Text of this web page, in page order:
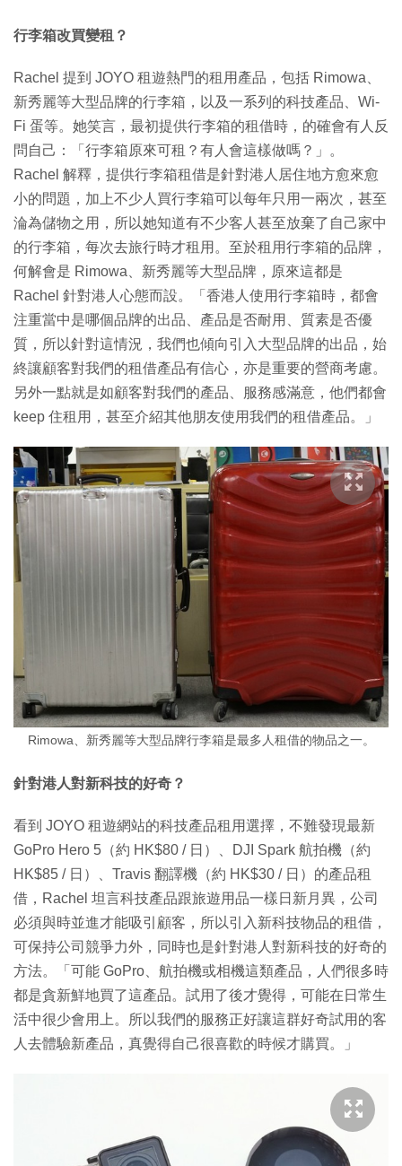
行李箱改買變租？
Rachel 提到 JOYO 租遊熱門的租用產品，包括 Rimowa、
新秀麗等大型品牌的行李箱，以及一系列的科技產品、Wi-
Fi 蛋等。她笑言，最初提供行李箱的租借時，的確會有人反
問自己：「行李箱原來可租？有人會這樣做嗎？」。
Rachel 解釋，提供行李箱租借是針對港人居住地方愈來愈
小的問題，加上不少人買行李箱可以每年只用一兩次，甚至
淪為儲物之用，所以她知道有不少客人甚至放棄了自己家中
的行李箱，每次去旅行時才租用。至於租用行李箱的品牌，
何解會是 Rimowa、新秀麗等大型品牌，原來這都是
Rachel 針對港人心態而設。「香港人使用行李箱時，都會
注重當中是哪個品牌的出品、產品是否耐用、質素是否優
質，所以針對這情況，我們也傾向引入大型品牌的出品，始
終讓顧客對我們的租借產品有信心，亦是重要的營商考慮。
另外一點就是如顧客對我們的產品、服務感滿意，他們都會
keep 住租用，甚至介紹其他朋友使用我們的租借產品。」
Rimowa、新秀麗等大型品牌行李箱是最多人租借的物品之一。
針對港人對新科技的好奇？
看到 JOYO 租遊網站的科技產品租用選擇，不難發現最新
GoPro Hero 5（約 HK$80 / 日）、DJI Spark 航拍機（約
HK$85 / 日）、Travis 翻譯機（約 HK$30 / 日）的產品租
借，Rachel 坦言科技產品跟旅遊用品一樣日新月異，公司
必須與時並進才能吸引顧客，所以引入新科技物品的租借，
可保持公司競爭力外，同時也是針對港人對新科技的好奇的
方法。「可能 GoPro、航拍機或相機這類產品，人們很多時
都是貪新鮮地買了這產品。試用了後才覺得，可能在日常生
活中很少會用上。所以我們的服務正好讓這群好奇試用的客
人去體驗新產品，真覺得自己很喜歡的時候才購買。」